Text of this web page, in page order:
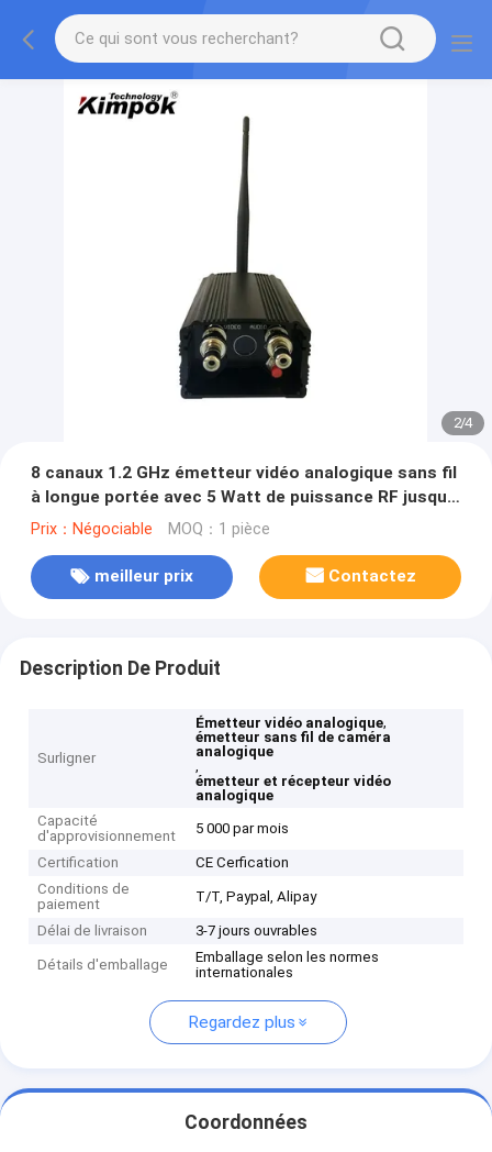
2/4
8 canaux 1.2 GHz émetteur vidéo analogique sans fil
à longue portée avec 5 Watt de puissance RF jusqu'à
100 km de LOS de l'air au sol
Prix：Négociable MOQ：1 pièce
meilleur prix Contactez
Description De Produit
Surligner
Émetteur vidéo analogique,
émetteur sans fil de caméra
analogique
,
émetteur et récepteur vidéo
analogique
Capacité
d'approvisionnement
5 000 par mois
Certification
CE Cerfication
Conditions de
paiement
T/T, Paypal, Alipay
Délai de livraison 3-7 jours ouvrables
Détails d'emballage
Emballage selon les normes
internationales
Regardez plus
Coordonnées